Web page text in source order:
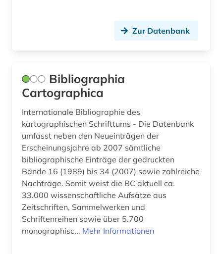
erziehung (2)
estland (1)
eth zürich (1)
ethik (2)
ethnologie (2)
europa (3)
evolutionsbiologie (1)
exil (1)
Zur Datenbank
Bibliographia
Cartographica
Internationale Bibliographie des
kartographischen Schrifttums - Die Datenbank
umfasst neben den Neueinträgen der
Erscheinungsjahre ab 2007 sämtliche
bibliographische Einträge der gedruckten
Bände 16 (1989) bis 34 (2007) sowie zahlreiche
Nachträge. Somit weist die BC aktuell ca.
33.000 wissenschaftliche Aufsätze aus
Zeitschriften, Sammelwerken und
Schriftenreihen sowie über 5.700
monographisc... Mehr Informationen